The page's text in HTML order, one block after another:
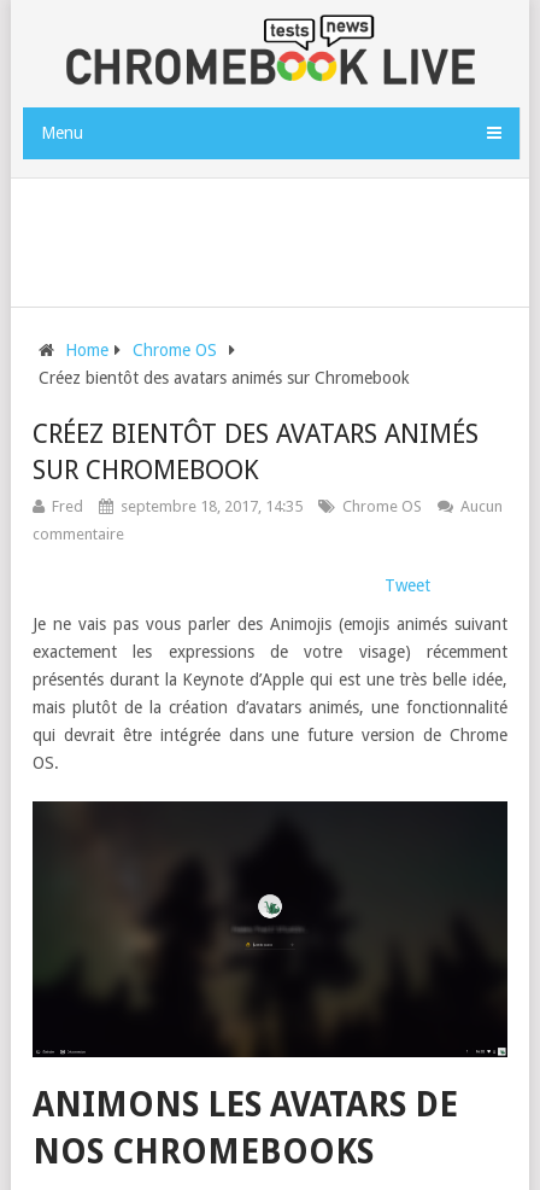
Menu
Home
Chrome OS
Créez bientôt des avatars animés sur Chromebook
CRÉEZ BIENTÔT DES AVATARS ANIMÉS
SUR CHROMEBOOK
Fred septembre 18, 2017, 14:35 Chrome OS
Aucun
commentaire
Tweet
Je ne vais pas vous parler des Animojis (emojis animés suivant
exactement les expressions de votre visage) récemment
présentés durant la Keynote d’Apple qui est une très belle idée,
mais plutôt de la création d’avatars animés, une fonctionnalité
qui devrait être intégrée dans une future version de Chrome
OS.
ANIMONS LES AVATARS DE
NOS CHROMEBOOKS